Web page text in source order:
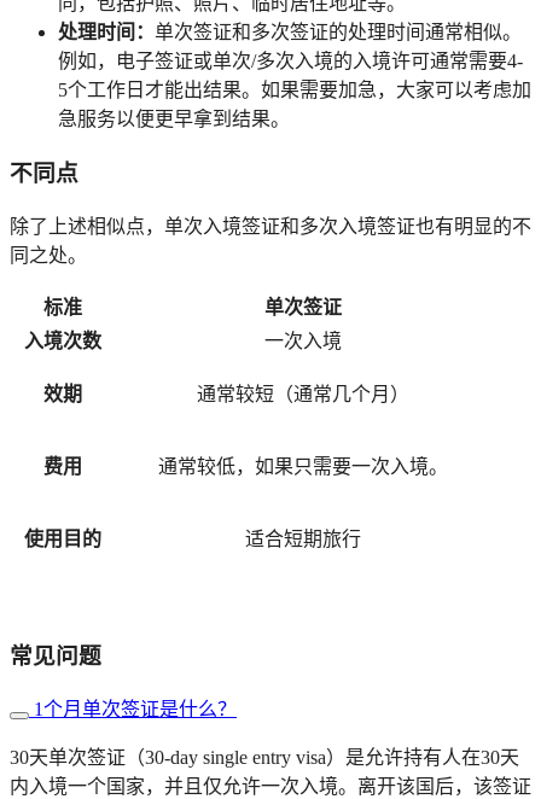
处理时间： 单次签证和多次签证的处理时间通常相似。
例如，电子签证或单次/多次入境的入境许可通常需要4-
5个工作日才能出结果。如果需要加急，大家可以考虑加
急服务以便更早拿到结果。
不同点
除了上述相似点，单次入境签证和多次入境签证也有明显的不
同之处。
标准
单次签证
入境次数
一次入境
效期 通常较短（通常几个月）
费用 通常较低，如果只需要一次入境。
使用目的 适合短期旅行
常见问题
1个月单次签证是什么？
30天单次签证（30-day single entry visa）是允许持有人在30天
内入境一个国家，并且仅允许一次入境。离开该国后，该签证